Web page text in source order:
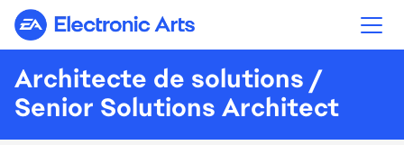
Electronic Arts
Architecte de solutions /
Senior Solutions Architect